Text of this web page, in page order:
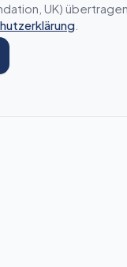
UK) übertragen.